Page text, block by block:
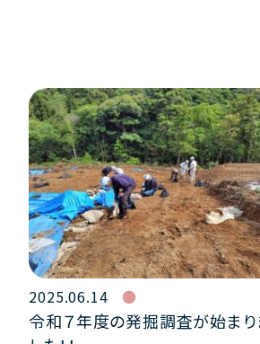
2025.06.14
令和７年度の発掘調査が始まり